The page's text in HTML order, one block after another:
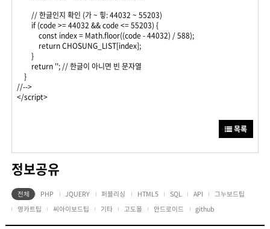
// 한글인지 확인 (가 ~ 힣: 44032 ~ 55203)
if (code >= 44032 && code <= 55203) {
const index = Math.floor((code - 44032) / 588);
return CHOSUNG_LIST[index];
}
return ''; // 한글이 아니면 빈 문자열
}
//-->
</script>
목록
정보공유
전체 PHP JQUERY 퍼블리싱 HTML5 SQL API
그누보드팁
영카트팁
씨아이보드팁 기타 고도몰 안드로이드 github